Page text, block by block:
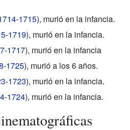
-1715), murió en la infancia.
-1719), murió en la infancia.
-1717), murió en la infancia
-1725), murió a los 6 años.
-1723), murió en la infancia.
-1724), murió en la infancia.